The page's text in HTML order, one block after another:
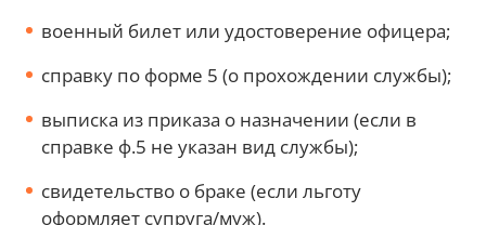
военный билет или удостоверение офицера;
справку по форме 5 (о прохождении службы);
выписка из приказа о назначении (если в
справке ф.5 не указан вид службы);
свидетельство о браке (если льготу
оформляет супруга/муж).